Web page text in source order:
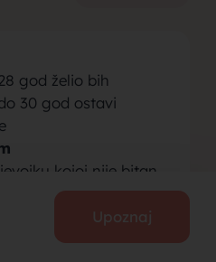
god želio bih
30 god ostavi
kojoj nije bitan
da voli
Upoznaj